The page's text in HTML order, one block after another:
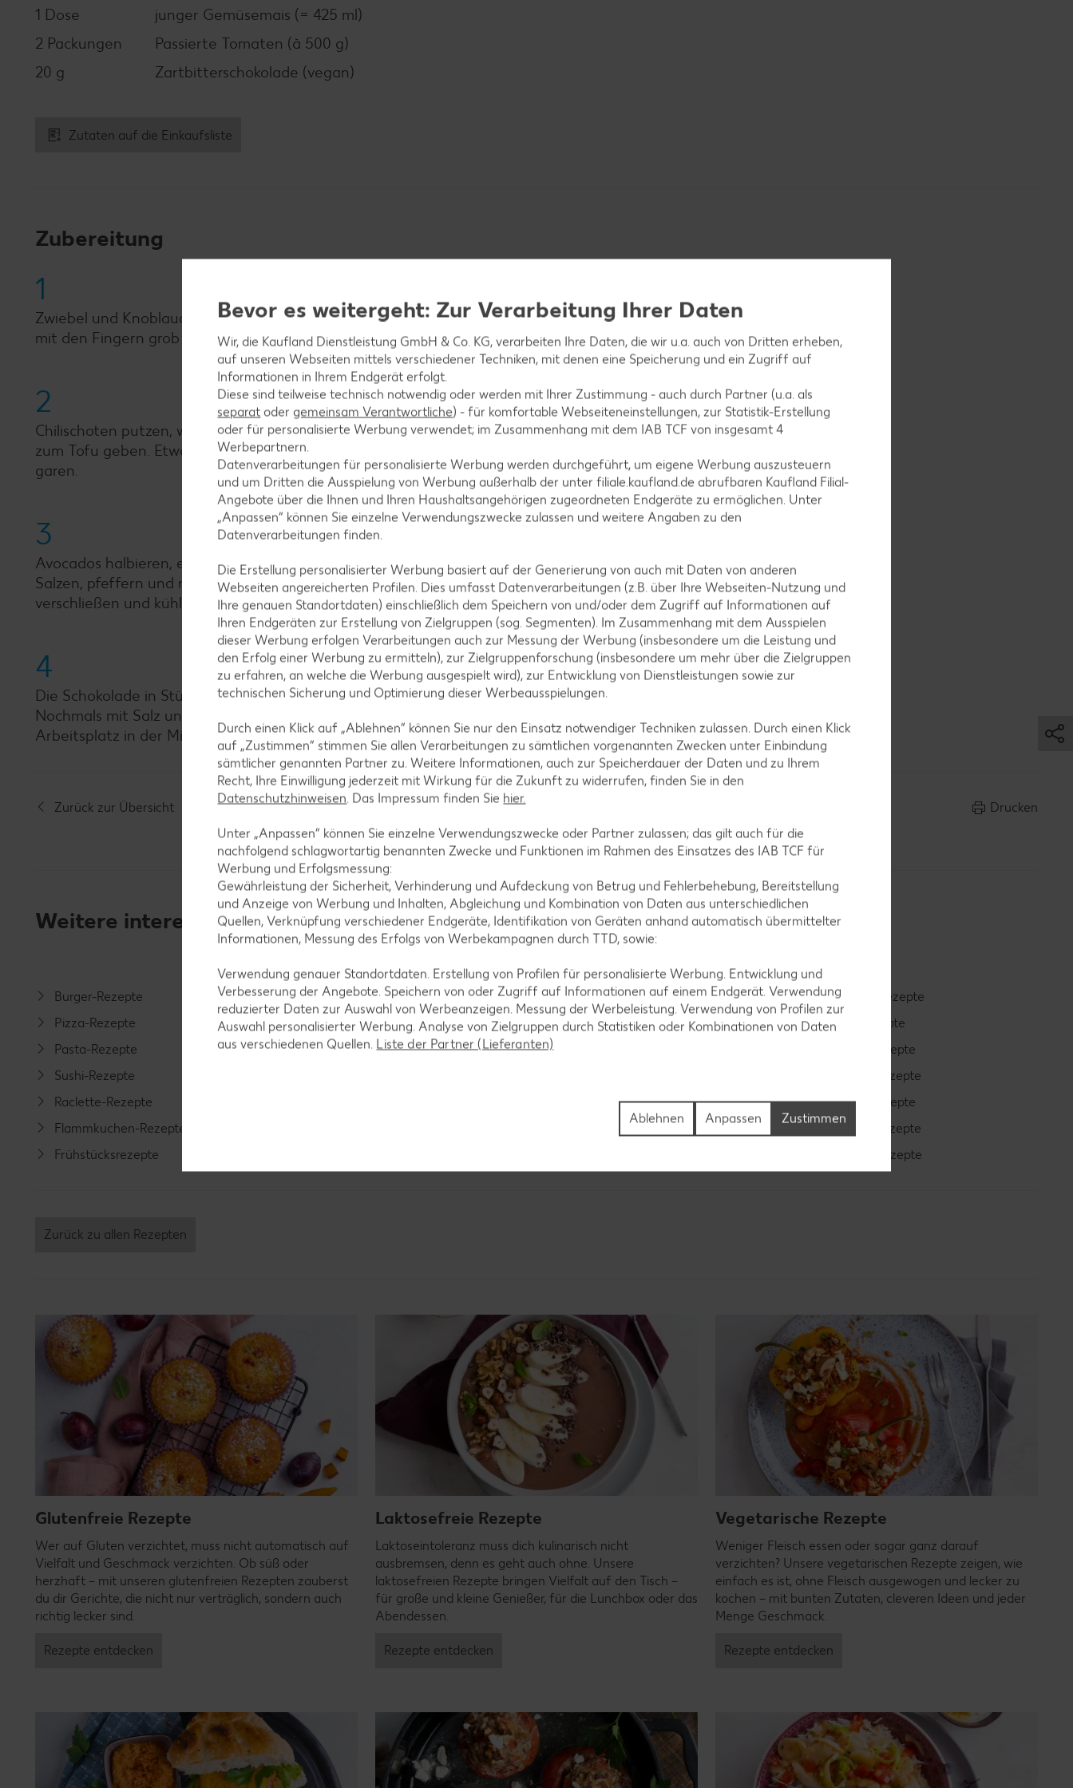
1 Dose
junger Gemüsemais (= 425 ml)
2 Packungen
Passierte Tomaten (à 500 g)
20 g
Zartbitterschokolade (vegan)
Zutaten auf die Einkaufsliste
Zubereitung
1
Zwiebel und Knoblauch abziehen, fein hacken und in einer hohen Pfanne im heißen Öl glasig dünsten. Tofu
mit den Fingern grob zerkrümeln und dazu geben. Unter Wenden circa 4 Minuten braten.
2
Chilischoten putzen, waschen und sehr fein hacken. Bohnen und Mais abtropfen lassen, mit den Tomaten
zum Tofu geben. Etwa 1 Teelöffel gehackte Chilischote hinzufügen. Salzen, pfeffern und alles 5 bis 6 Minuten
garen.
3
Avocados halbieren, entsteinen und das Fruchtfleisch mit Zitronensaft in einer Schüssel kurz pürieren.
Salzen, pfeffern und restliche Chilischote untermischen. Die Guacamole in ein Schraubglas geben, fest
verschließen und kühl stellen.
4
Die Schokolade in Stückchen brechen. Unter das Chili rühren und alles weitere 2 bis 3 Minuten garen.
Nochmals mit Salz und eventuell Pfeffer abschmecken. Zum Mitnehmen abkühlen lassen, kühl stellen und am
Arbeitsplatz in der Mikrowelle erwärmen. Mit der Guacamole essen.
Zurück zur Übersicht Drucken
Weitere interessante Rezeptkategorien
Burger-Rezepte
Pizza-Rezepte
Pasta-Rezepte
Sushi-Rezepte
Raclette-Rezepte
Flammkuchen-Rezepte
Frühstücksrezepte
Salat-Rezepte
Spargel-Rezepte
Fleisch-Rezepte
Muffin-Rezepte
Apfelkuchen-Rezepte
Eis-Rezepte
Smoothie-Rezepte
Bowle-Rezepte
Cocktail-Rezepte
Avocado-Rezepte
Erdbeer-Rezepte
Blaubeer-Rezepte
Bananen-Rezepte
Zurück zu allen Rezepten
Glutenfreie Rezepte
Wer auf Gluten verzichtet, muss nicht automatisch auf
Vielfalt und Geschmack verzichten. Ob süß oder
herzhaft – mit unseren glutenfreien Rezepten zauberst
du dir Gerichte, die nicht nur verträglich, sondern auch
richtig lecker sind.
Rezepte entdecken
Laktosefreie Rezepte
Laktoseintoleranz muss dich kulinarisch nicht
ausbremsen, denn es geht auch ohne. Unsere
laktosefreien Rezepte bringen Vielfalt auf den Tisch –
für große und kleine Genießer, für die Lunchbox oder das
Abendessen.
Rezepte entdecken
Vegetarische Rezepte
Weniger Fleisch essen oder sogar ganz darauf
verzichten? Unsere vegetarischen Rezepte zeigen, wie
einfach es ist, ohne Fleisch ausgewogen und lecker zu
kochen – mit bunten Zutaten, cleveren Ideen und jeder
Menge Geschmack.
Rezepte entdecken
Bevor es weitergeht: Zur Verarbeitung Ihrer Daten
Wir, die Kaufland Dienstleistung GmbH & Co. KG, verarbeiten Ihre Daten, die wir u.a. auch von Dritten erheben,
auf unseren Webseiten mittels verschiedener Techniken, mit denen eine Speicherung und ein Zugriff auf
Informationen in Ihrem Endgerät erfolgt.
Diese sind teilweise technisch notwendig oder werden mit Ihrer Zustimmung - auch durch Partner (u.a. als
separat oder gemeinsam Verantwortliche) - für komfortable Webseiteneinstellungen, zur Statistik-Erstellung
oder für personalisierte Werbung verwendet; im Zusammenhang mit dem IAB TCF von insgesamt4
Werbepartnern.
Datenverarbeitungen für personalisierte Werbung werden durchgeführt, um eigene Werbung auszusteuern
und um Dritten die Ausspielung von Werbung außerhalb der unter filiale.kaufland.de abrufbaren Kaufland Filial-
Angebote über die Ihnen und Ihren Haushaltsangehörigen zugeordneten Endgeräte zu ermöglichen. Unter
„Anpassen“ können Sie einzelne Verwendungszwecke zulassen und weitere Angaben zu den
Datenverarbeitungen finden.
Die Erstellung personalisierter Werbung basiert auf der Generierung von auch mit Daten von anderen
Webseiten angereicherten Profilen. Dies umfasst Datenverarbeitungen (z.B. über Ihre Webseiten-Nutzung und
Ihre genauen Standortdaten) einschließlich dem Speichern von und/oder dem Zugriff auf Informationen auf
Ihren Endgeräten zur Erstellung von Zielgruppen (sog. Segmenten). Im Zusammenhang mit dem Ausspielen
dieser Werbung erfolgen Verarbeitungen auch zur Messung der Werbung (insbesondere um die Leistung und
den Erfolg einer Werbung zu ermitteln), zur Zielgruppenforschung (insbesondere um mehr über die Zielgruppen
zu erfahren, an welche die Werbung ausgespielt wird), zur Entwicklung von Dienstleistungen sowie zur
technischen Sicherung und Optimierung dieser Werbeausspielungen.
Durch einen Klick auf „Ablehnen“ können Sie nur den Einsatz notwendiger Techniken zulassen. Durch einen Klick
auf „Zustimmen“ stimmen Sie allen Verarbeitungen zu sämtlichen vorgenannten Zwecken unter Einbindung
sämtlicher genannten Partner zu. Weitere Informationen, auch zur Speicherdauer der Daten und zu Ihrem
Recht, Ihre Einwilligung jederzeit mit Wirkung für die Zukunft zu widerrufen, finden Sie in den
Datenschutzhinweisen. Das Impressum finden Sie hier.
Unter „Anpassen“ können Sie einzelne Verwendungszwecke oder Partner zulassen; das gilt auch für die
nachfolgend schlagwortartig benannten Zwecke und Funktionen im Rahmen des Einsatzes des IAB TCF für
Werbung und Erfolgsmessung:
Gewährleistung der Sicherheit, Verhinderung und Aufdeckung von Betrug und Fehlerbehebung, Bereitstellung
und Anzeige von Werbung und Inhalten, Abgleichung und Kombination von Daten aus unterschiedlichen
Quellen, Verknüpfung verschiedener Endgeräte, Identifikation von Geräten anhand automatisch übermittelter
Informationen, Messung des Erfolgs von Werbekampagnen durch TTD, sowie:
Verwendung genauer Standortdaten. Erstellung von Profilen für personalisierte Werbung. Entwicklung und
Verbesserung der Angebote. Speichern von oder Zugriff auf Informationen auf einem Endgerät. Verwendung
reduzierter Daten zur Auswahl von Werbeanzeigen. Messung der Werbeleistung. Verwendung von Profilen zur
Auswahl personalisierter Werbung. Analyse von Zielgruppen durch Statistiken oder Kombinationen von Daten
aus verschiedenen Quellen. Liste der Partner (Lieferanten)
Zustimmen
Anpassen
Ablehnen